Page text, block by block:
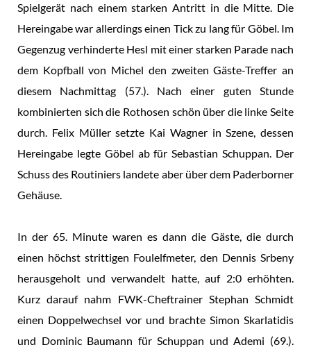
Spielgerät nach einem starken Antritt in die Mitte. Die
Hereingabe war allerdings einen Tick zu lang für Göbel. Im
Gegenzug verhinderte Hesl mit einer starken Parade nach
dem Kopfball von Michel den zweiten Gäste-Treffer an
diesem Nachmittag (57.). Nach einer guten Stunde
kombinierten sich die Rothosen schön über die linke Seite
durch. Felix Müller setzte Kai Wagner in Szene, dessen
Hereingabe legte Göbel ab für Sebastian Schuppan. Der
Schuss des Routiniers landete aber über dem Paderborner
Gehäuse.
In der 65. Minute waren es dann die Gäste, die durch
einen höchst strittigen Foulelfmeter, den Dennis Srbeny
herausgeholt und verwandelt hatte, auf 2:0 erhöhten.
Kurz darauf nahm FWK-Cheftrainer Stephan Schmidt
einen Doppelwechsel vor und brachte Simon Skarlatidis
und Dominic Baumann für Schuppan und Ademi (69.).